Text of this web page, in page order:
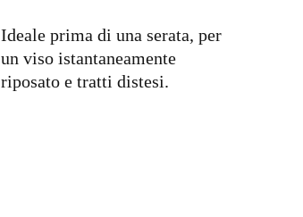
Ideale prima di una serata, per
un viso istantaneamente
riposato e tratti distesi.